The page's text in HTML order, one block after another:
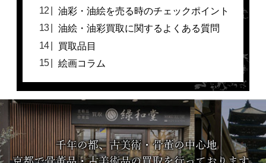
油彩・油絵を売る時のチェックポイント
油絵・油彩買取に関するよくある質問
買取品目
絵画コラム